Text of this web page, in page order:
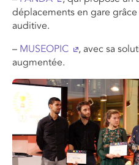
déplacements en gare
auditive.
– MUSEOPIC
, avec sa
augmentée.